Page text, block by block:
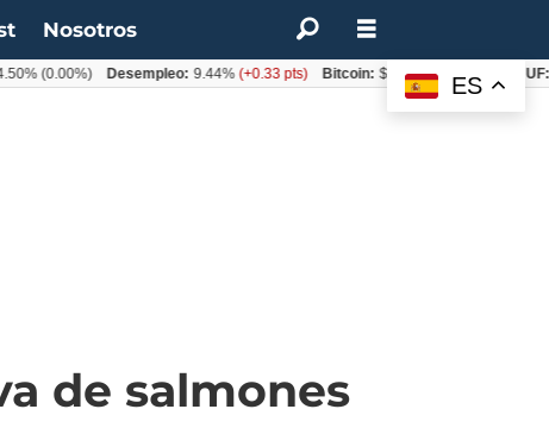
Nosotros
de salmones
ES
Desempleo: 9.44% (+0.33 pts) Bitcoin: $62.760,11(-1.74%)